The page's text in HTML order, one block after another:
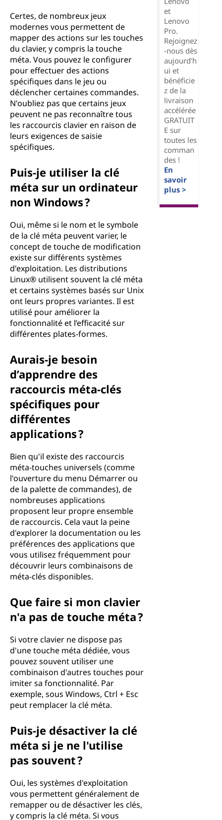
Certes, de nombreux jeux
modernes vous permettent de
mapper des actions sur les touches
du clavier, y compris la touche
méta. Vous pouvez le configurer
pour effectuer des actions
spécifiques dans le jeu ou
déclencher certaines commandes.
N'oubliez pas que certains jeux
peuvent ne pas reconnaître tous
les raccourcis clavier en raison de
leurs exigences de saisie
spécifiques.
Puis-je utiliser la clé
méta sur un ordinateur
non Windows ?
Oui, même si le nom et le symbole
de la clé méta peuvent varier, le
concept de touche de modification
existe sur différents systèmes
d'exploitation. Les distributions
Linux® utilisent souvent la clé méta
et certains systèmes basés sur Unix
ont leurs propres variantes. Il est
utilisé pour améliorer la
fonctionnalité et l’efficacité sur
différentes plates-formes.
Aurais-je besoin
d’apprendre des
raccourcis méta-clés
spécifiques pour
différentes
applications ?
Bien qu'il existe des raccourcis
méta-touches universels (comme
l'ouverture du menu Démarrer ou
de la palette de commandes), de
nombreuses applications
proposent leur propre ensemble
de raccourcis. Cela vaut la peine
d'explorer la documentation ou les
préférences des applications que
vous utilisez fréquemment pour
découvrir leurs combinaisons de
méta-clés disponibles.
Que faire si mon clavier
n'a pas de touche méta ?
Si votre clavier ne dispose pas
d'une touche méta dédiée, vous
pouvez souvent utiliser une
combinaison d'autres touches pour
imiter sa fonctionnalité. Par
exemple, sous Windows, Ctrl + Esc
peut remplacer la clé méta.
Puis-je désactiver la clé
méta si je ne l'utilise
pas souvent ?
Oui, les systèmes d'exploitation
vous permettent généralement de
remapper ou de désactiver les clés,
y compris la clé méta. Si vous
et
Lenovo
Pro.
Rejoignez
-nous dès
aujourd'h
ui et
bénéficie
z de la
livraison
accélérée
GRATUIT
E sur
toutes les
comman
des !
En
savoir
plus >